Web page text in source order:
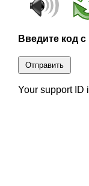
Введите код с
Отправить
Your support ID